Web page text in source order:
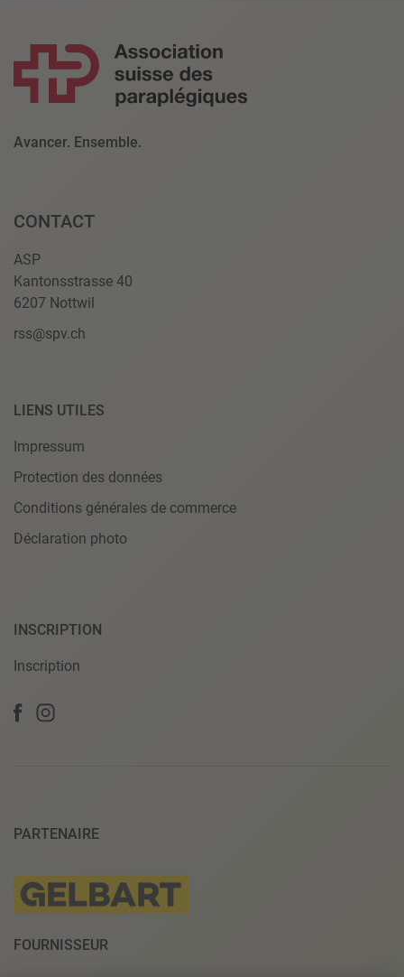
Avancer. Ensemble.
CONTACT
ASP
Kantonsstrasse 40
6207 Nottwil
rss@spv.ch
LIENS UTILES
Impressum
Protection des données
Conditions générales de commerce
Déclaration photo
INSCRIPTION
Inscription
PARTENAIRE
FOURNISSEUR